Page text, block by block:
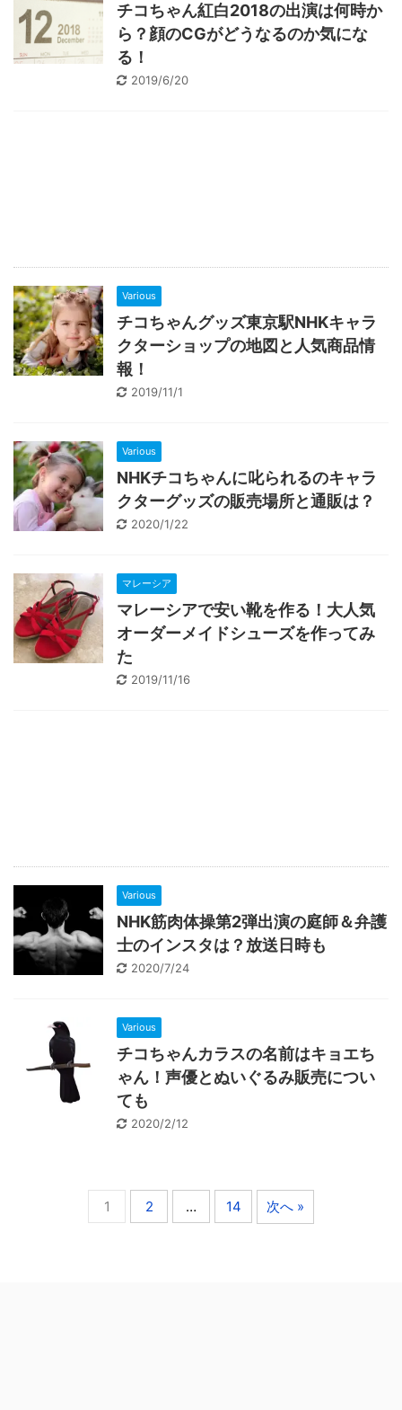
チコちゃん紅白2018の出演は何時か
ら？顔のCGがどうなるのか気にな
る！
2019/6/20
Various
チコちゃんグッズ東京駅NHKキャラ
クターショップの地図と人気商品情
報！
2019/11/1
Various
NHKチコちゃんに叱られるのキャラ
クターグッズの販売場所と通販は？
2020/1/22
マレーシア
マレーシアで安い靴を作る！大人気
オーダーメイドシューズを作ってみ
た
2019/11/16
Various
NHK筋肉体操第2弾出演の庭師＆弁護
士のインスタは？放送日時も
2020/7/24
Various
チコちゃんカラスの名前はキョエち
ゃん！声優とぬいぐるみ販売につい
ても
2020/2/12
1 2 … 14 次へ »